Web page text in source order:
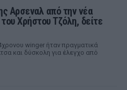
Αρσεναλ από την νέα
Χρήστου Τζόλη, δείτε
winger ήταν πραγματικά
και δύσκολη για έλεγχο από